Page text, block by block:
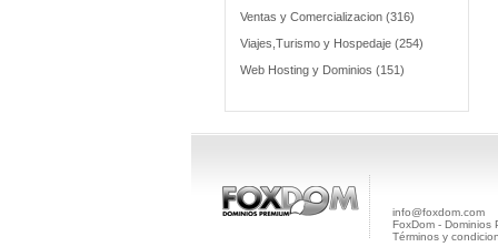
Ventas y Comercializacion (316)
Viajes,Turismo y Hospedaje (254)
Web Hosting y Dominios (151)
info@foxdom.com
FoxDom - Dominios
Términos y